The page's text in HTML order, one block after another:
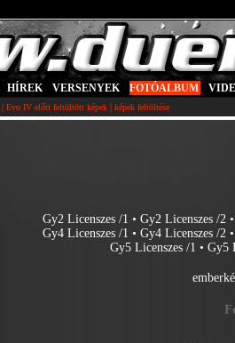
HÍREK VERSENYEK FOTÓALBUM
| Evo IV előtt feltöltött képek | képek feltöltése
Gy2 Licenszes /1 •Gy2 Licenszes /2
Gy4 Licenszes /1 •Gy4 Licenszes /2
Gy5 Licenszes /1 •Gy5